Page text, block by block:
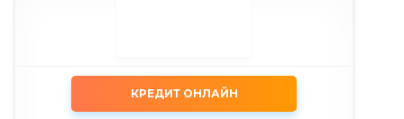
КРЕДИТ ОНЛАЙН